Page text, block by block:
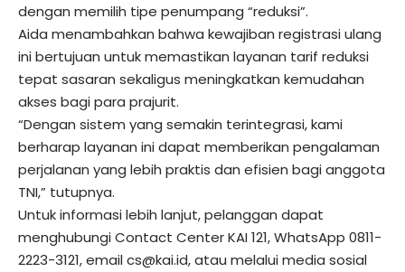
dengan memilih tipe penumpang “reduksi”.
Aida menambahkan bahwa kewajiban registrasi ulang
ini bertujuan untuk memastikan layanan tarif reduksi
tepat sasaran sekaligus meningkatkan kemudahan
akses bagi para prajurit.
“Dengan sistem yang semakin terintegrasi, kami
berharap layanan ini dapat memberikan pengalaman
perjalanan yang lebih praktis dan efisien bagi anggota
TNI,” tutupnya.
Untuk informasi lebih lanjut, pelanggan dapat
menghubungi Contact Center KAI 121, WhatsApp 0811-
2223-3121, email cs@kai.id, atau melalui media sosial